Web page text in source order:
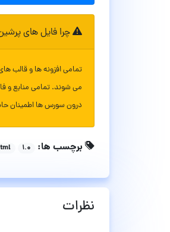
چرا فایل های
تمامی افزونه ها و قالب
می شوند. تمامی منابع و
درون سورس ها اطمینان
برچسب ها: ۱.۰
نظرات